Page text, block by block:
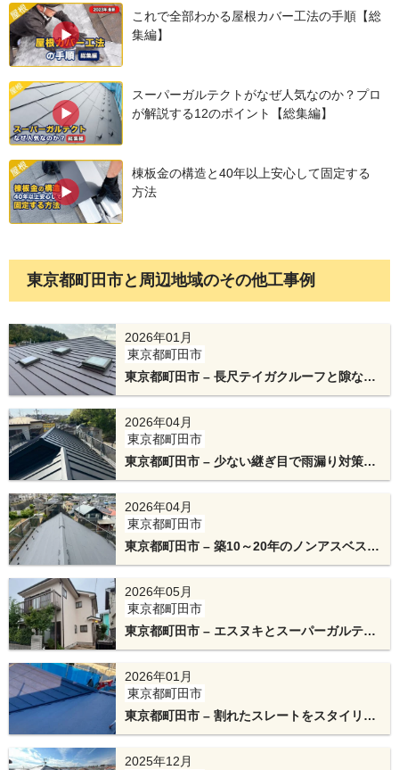
新しい屋根材は、断熱材一体型のスーパーガルテ
根材です。
棟板金の下地には、テイガクオリジナルの金属下
地を使用しました。テイガクの棟工事の工法は雨
水が入りずらい設計で、特許を取得しています。
屋根と外壁の取り合い部分は雨漏りのリスクが高
いため、慎重に雨仕舞いの処置を施します。
これで全部わかる屋根カバー工法の手順【総
集編】
スーパーガルテクトがなぜ人気なのか？プロ
が解説する12のポイント【総集編】
棟板金の構造と40年以上安心して固定する
方法
東京都町田市と周辺地域のその他工事例
2026年01月
東京都町田市
東京都町田市 – 長尺テイガクルーフと隙なし
防水施工で家を守る屋根葺き替えリフォーム
2026年04月
東京都町田市
東京都町田市 – 少ない継ぎ目で雨漏り対策！
立平葺きの屋根葺き替え工事と雨どい交換
2026年04月
東京都町田市
東京都町田市 – 築10～20年のノンアスベスト
屋根をカバー工法でリフォーム
2026年05月
東京都町田市
東京都町田市 – エスヌキとスーパーガルテク
トによる棟板金交換と外壁塗装工事
2026年01月
東京都町田市
東京都町田市 – 割れたスレートをスタイリッ
シュな屋根にリフォーム！スーパーガルテク
トのカバー工法
2025年12月